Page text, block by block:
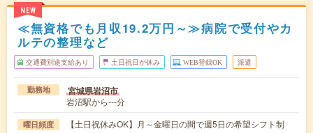
NEW
≪無資格でも月収19.2万円～≫病院で受付やカ
ルテの整理など
交通費別途支給あり 土日祝日が休み WEB登録OK 派遣
勤務地 宮城県岩沼市
岩沼駅から---分
曜日頻度 【土日祝休みOK】月～金曜日の間で週5日の希望シフト制